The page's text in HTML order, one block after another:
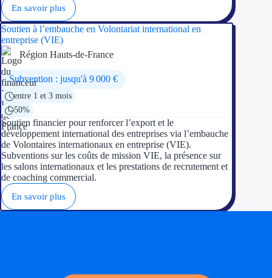
En savoir plus
Soutien à l’embauche en Volontariat international en
entreprise (VIE)
Région Hauts-de-France
Subvention : jusqu'à 9 000 €
entre 1 et 3 mois
50%
Soutien financier pour renforcer l’export et le
développement international des entreprises via l’embauche
de Volontaires internationaux en entreprise (VIE).
Subventions sur les coûts de mission VIE, la présence sur
les salons internationaux et les prestations de recrutement et
de coaching commercial.
En savoir plus